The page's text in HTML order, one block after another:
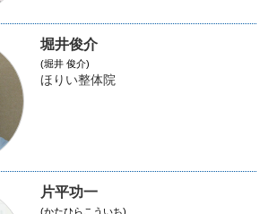
堀井俊介
(堀井 俊介)
ほりい整体院
片平功一
(かたひらこういち)